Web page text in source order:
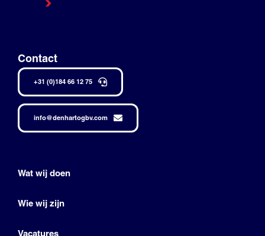
Contact
+31 (0)184 66 12 75
info@denhartogbv.com
Wat wij doen
Wie wij zijn
Vacatures